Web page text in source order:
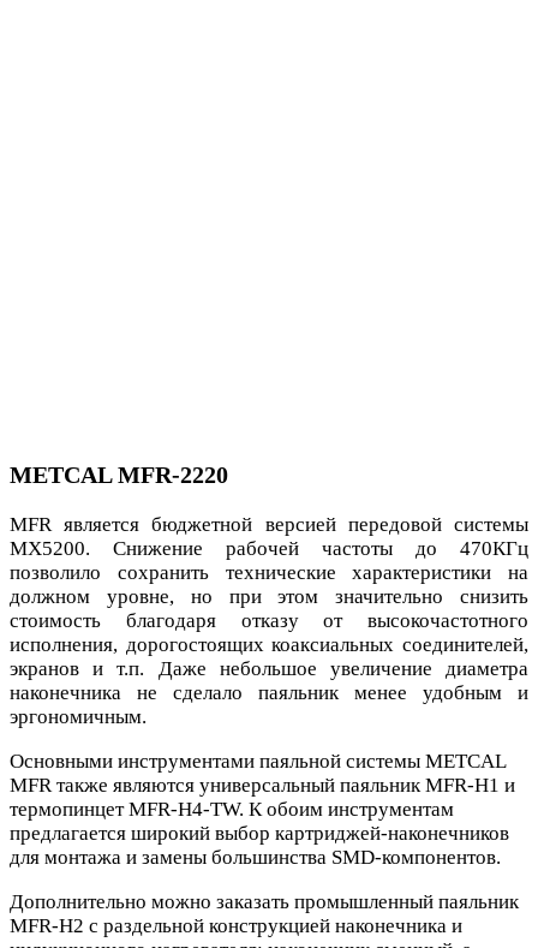
METCAL MFR-2220
MFR является бюджетной версией передовой системы
MX5200. Снижение рабочей частоты до 470КГц
позволило сохранить технические характеристики на
должном уровне, но при этом значительно снизить
стоимость благодаря отказу от высокочастотного
исполнения, дорогостоящих коаксиальных соединителей,
экранов и т.п. Даже небольшое увеличение диаметра
наконечника не сделало паяльник менее удобным и
эргономичным.
Основными инструментами паяльной системы METCAL
MFR также являются универсальный паяльник MFR-H1 и
термопинцет MFR-H4-TW. К обоим инструментам
предлагается широкий выбор картриджей-наконечников
для монтажа и замены большинства SMD-компонентов.
Дополнительно можно заказать промышленный паяльник
MFR-H2 с раздельной конструкцией наконечника и